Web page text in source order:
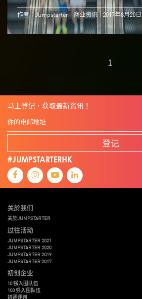
作者：Jumpstarter 商业资讯 2017年8月20日
1
马上登记，获取最新资讯！
登记
#JUMPSTARTERHK
关於我们
关於JUMPSTARTER
过往活动
JUMPSTARTER 2021
JUMPSTARTER 2020
JUMPSTARTER 2019
JUMPSTARTER 2017
初创企业
10 强入围队伍
100 强入围队伍
初赛评判